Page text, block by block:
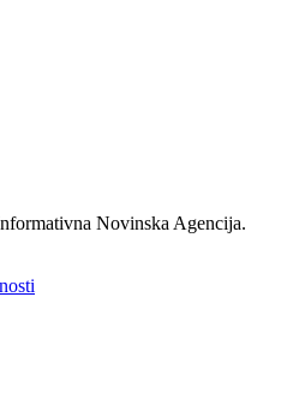
Novinska Agencija.